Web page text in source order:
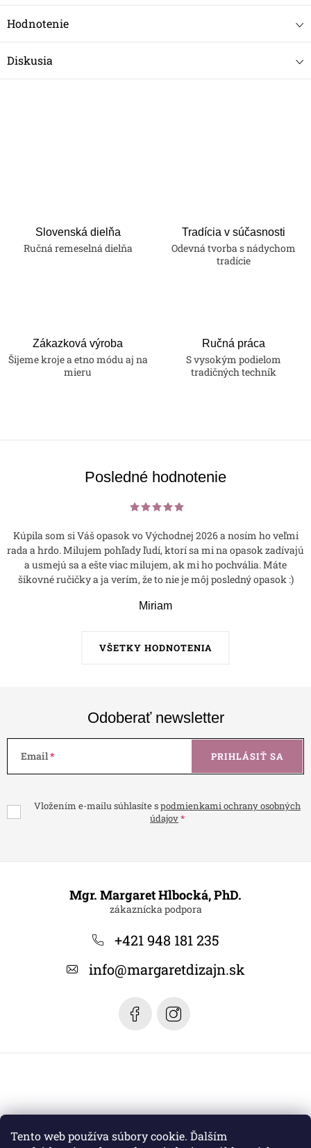
Tento web používa súbory cookie. Ďalším
Hodnotenie
Diskusia
Slovenská dielňa
Ručná remeselná dielňa
Tradícia v súčasnosti
Odevná tvorba s nádychom
tradície
Zákazková výroba
Šijeme kroje a etno módu aj na
mieru
Ručná práca
S vysokým podielom
tradičných techník
Posledné hodnotenie
VŠETKY HODNOTENIA
Kúpila som si Váš opasok vo Východnej 2026 a nosím ho veľmi
rada a hrdo. Milujem pohľady ľudí, ktorí sa mi na opasok zadívajú
a usmejú sa a ešte viac milujem, ak mi ho pochvália. Máte
šikovné ručičky a ja verím, že to nie je môj posledný opasok :)
Miriam
Odoberať newsletter
Email
Vložením e-mailu súhlasíte spodmienkami ochrany osobných
údajov
PRIHLÁSIŤ SA
Mgr. Margaret Hlbocká, PhD.
+421 948 181 235
info@margaretdizajn.sk